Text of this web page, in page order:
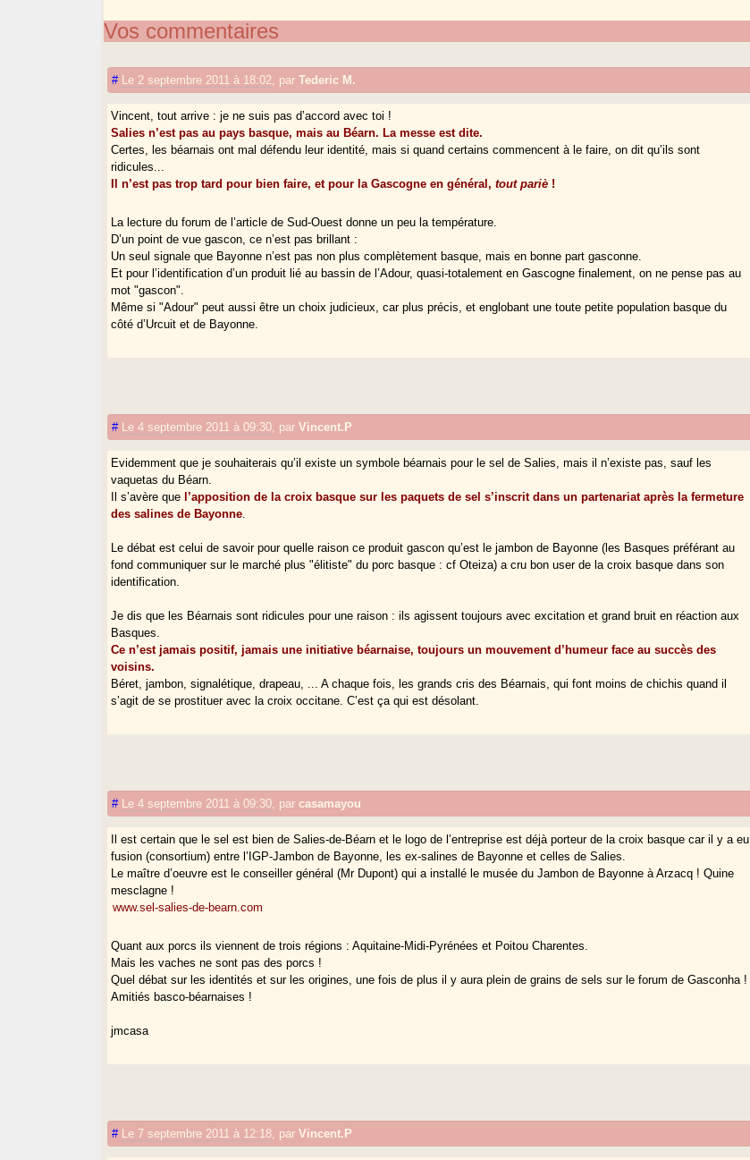
Vos commentaires
# Le 2 septembre 2011 à 18:02 parTederic M.
Vincent, tout arrive : je ne suis pas d’accord avec toi !
Salies n’est pas au pays basque, mais au Béarn. La messe est dite.
Certes, les béarnais ont mal défendu leur identité, mais si quand certains commencent à le faire, on dit qu’ils sont
ridicules...
Il n’est pas trop tard pour bien faire, et pour la Gascogne en général,tout pariè !
La lecture du forum de l’article de Sud-Ouest donne un peu la température.
D’un point de vue gascon, ce n’est pas brillant :
Un seul signale que Bayonne n’est pas non plus complètement basque, mais en bonne part gasconne.
Et pour l’identification d’un produit lié au bassin de l’Adour, quasi-totalement en Gascogne finalement, on ne pense pas au
mot "gascon".
Même si "Adour" peut aussi être un choix judicieux, car plus précis, et englobant une toute petite population basque du
côté d’Urcuit et de Bayonne.
# Le 4 septembre 2011 à 09:30 parVincent.P
Evidemment que je souhaiterais qu’il existe un symbole béarnais pour le sel de Salies, mais il n’existe pas, sauf les
vaquetas du Béarn.
Il s’avère quel’apposition de la croix basque sur les paquets de sel s’inscrit dans un partenariat après la fermeture
des salines de Bayonne
Le débat est celui de savoir pour quelle raison ce produit gascon qu’est le jambon de Bayonne (les Basques préférant au
fond communiquer sur le marché plus "élitiste" du porc basque : cf Oteiza) a cru bon user de la croix basque dans son
identification.
Je dis que les Béarnais sont ridicules pour une raison : ils agissent toujours avec excitation et grand bruit en réaction aux
Basques.
Ce n’est jamais positif, jamais une initiative béarnaise, toujours un mouvement d’humeur face au succès des
voisins.
Béret, jambon, signalétique, drapeau, ... A chaque fois, les grands cris des Béarnais, qui font moins de chichis quand il
s’agit de se prostituer avec la croix occitane. C’est ça qui est désolant.
# Le 4 septembre 2011 à 09:30 parcasamayou
Il est certain que le sel est bien de Salies-de-Béarn et le logo de l’entreprise est déjà porteur de la croix basque car il y a eu
fusion (consortium) entre l’IGP-Jambon de Bayonne, les ex-salines de Bayonne et celles de Salies.
Le maître d’oeuvre est le conseiller général (Mr Dupont) qui a installé le musée du Jambon de Bayonne à Arzacq ! Quine
mesclagne !
www.sel-salies-de-bearn.com
Quant aux porcs ils viennent de trois régions : Aquitaine-Midi-Pyrénées et Poitou Charentes.
Mais les vaches ne sont pas des porcs !
Quel débat sur les identités et sur les origines, une fois de plus il y aura plein de grains de sels sur le forum de Gasconha !
Amitiés basco-béarnaises !
jmcasa
# Le 7 septembre 2011 à 12:18 parVincent.P